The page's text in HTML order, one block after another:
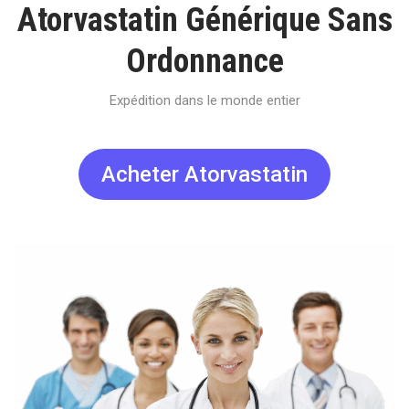
Atorvastatin Générique Sans
Ordonnance
Expédition dans le monde entier
Acheter Atorvastatin